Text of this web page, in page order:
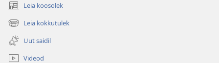
Leia koosolek
(avab
uue
akna)
Leia kokkutulek
(avab
uue
akna)
Uut saidil
Videod